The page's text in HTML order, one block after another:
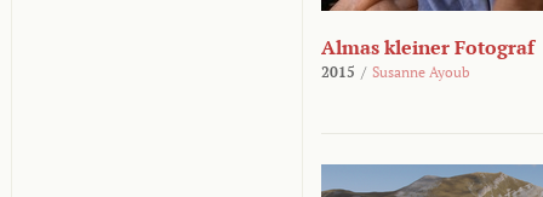
Almas kleiner Fotograf
2015 / Susanne Ayoub